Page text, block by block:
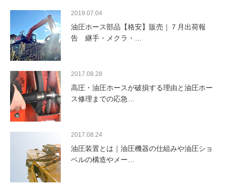
2019.07.04
油圧ホース部品【格安】販売｜７月出荷報
告 継手・メクラ・…
2017.08.28
高圧・油圧ホースが破損する理由と油圧ホー
ス修理までの応急…
2017.08.24
油圧装置とは｜油圧機器の仕組みや油圧ショ
ベルの構造やメー…